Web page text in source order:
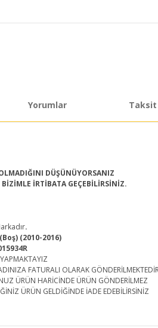
Yorumlar Taksit
DÜŞÜNÜYORSANIZ
İRTİBATA GEÇEBİLİRSİNİZ.
.
(2010-2016)
FATURALI OLARAK
ÜRÜN HARİCİNDE ÜRÜN GÖNDERİLMEZ
ÜRÜN GELDİĞİNDE İADE EDEBİLİRSİNİZ